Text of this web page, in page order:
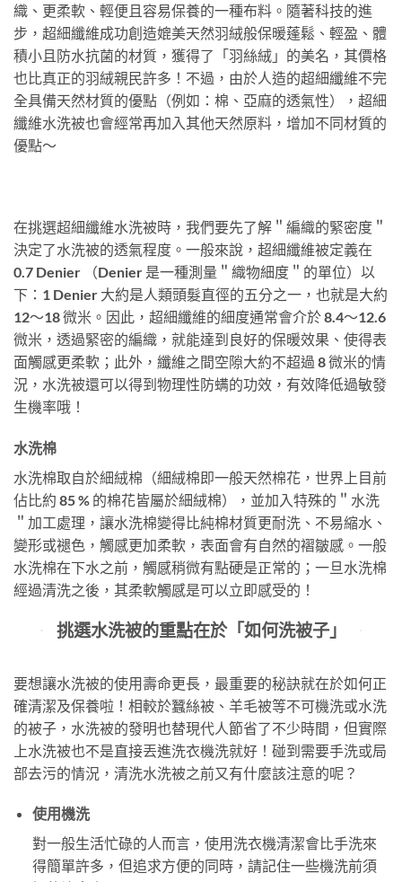
織、更柔軟、輕便且容易保養的一種布料。隨著科技的進
步，超細纖維成功創造媲美天然羽絨般保暖蓬鬆、輕盈、體
積小且防水抗菌的材質，獲得了「羽絲絨」的美名，其價格
也比真正的羽絨親民許多！不過，由於人造的超細纖維不完
全具備天然材質的優點（例如：棉、亞麻的透氣性），超細
纖維水洗被也會經常再加入其他天然原料，增加不同材質的
優點～
在挑選超細纖維水洗被時，我們要先了解＂編織的緊密度＂
決定了水洗被的透氣程度。一般來說，超細纖維被定義在
0.7 Denier （Denier 是一種測量＂織物細度＂的單位）以
下：1 Denier 大約是人類頭髮直徑的五分之一，也就是大約
12～18 微米。因此，超細纖維的細度通常會介於 8.4～12.6
微米，透過緊密的編織，就能達到良好的保暖效果、使得表
面觸感更柔軟；此外，纖維之間空隙大約不超過 8 微米的情
況，水洗被還可以得到物理性防螨的功效，有效降低過敏發
生機率哦！
水洗棉
水洗棉取自於細絨棉（細絨棉即一般天然棉花，世界上目前
佔比約 85 % 的棉花皆屬於細絨棉），並加入特殊的＂水洗
＂加工處理，讓水洗棉變得比純棉材質更耐洗、不易縮水、
變形或褪色，觸感更加柔軟，表面會有自然的褶皺感。一般
水洗棉在下水之前，觸感稍微有點硬是正常的；一旦水洗棉
經過清洗之後，其柔軟觸感是可以立即感受的！
挑選水洗被的重點在於「如何洗被子」
要想讓水洗被的使用壽命更長，最重要的秘訣就在於如何正
確清潔及保養啦！相較於蠶絲被、羊毛被等不可機洗或水洗
的被子，水洗被的發明也替現代人節省了不少時間，但實際
上水洗被也不是直接丟進洗衣機洗就好！碰到需要手洗或局
部去污的情況，清洗水洗被之前又有什麼該注意的呢？
使用機洗
對一般生活忙碌的人而言，使用洗衣機清潔會比手洗來
得簡單許多，但追求方便的同時，請記住一些機洗前須